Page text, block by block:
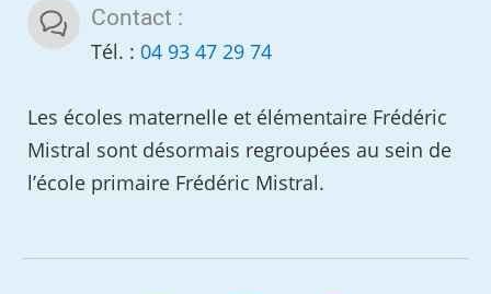
Contact :
Tél. : 04 93 47 29 74
Les écoles maternelle et élémentaire Frédéric
Mistral sont désormais regroupées au sein de
l’école primaire Frédéric Mistral.